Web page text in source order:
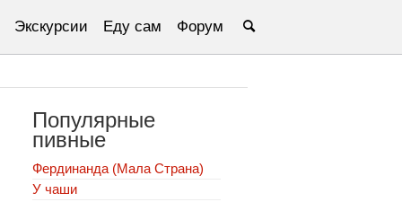
Экскурсии Еду сам Форум
Популярные
пивные
Фердинанда (Мала Страна)
У чаши